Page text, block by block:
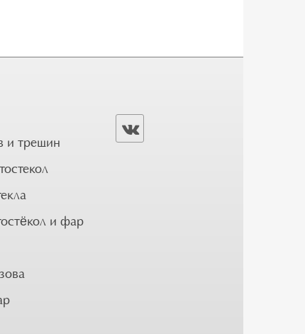
и трещин
и фар